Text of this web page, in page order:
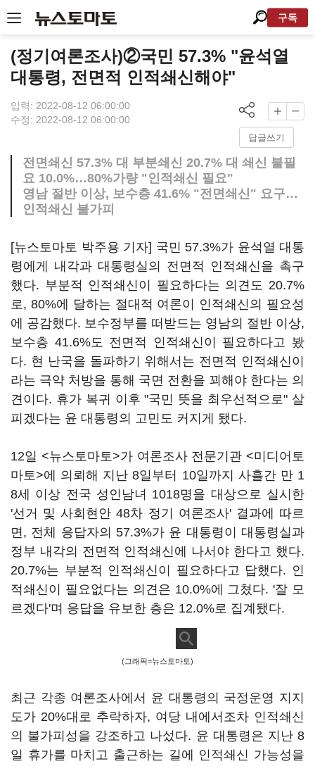
구독
(정기여론조사)②국민 57.3% "윤석열
대통령, 전면적 인적쇄신해야"
입력: 2022-08-12 06:00:00
수정: 2022-08-12 06:00:00
답글쓰기
전면쇄신 57.3% 대 부분쇄신 20.7% 대 쇄신 불필
요 10.0%…80%가량 "인적쇄신 필요"
영남 절반 이상, 보수층 41.6% "전면쇄신" 요구…
인적쇄신 불가피
[뉴스토마토 박주용 기자] 국민 57.3%가 윤석열 대통
령에게 내각과 대통령실의 전면적 인적쇄신을 촉구
했다. 부분적 인적쇄신이 필요하다는 의견도 20.7%
로, 80%에 달하는 절대적 여론이 인적쇄신의 필요성
에 공감했다. 보수정부를 떠받드는 영남의 절반 이상,
보수층 41.6%도 전면적 인적쇄신이 필요하다고 봤
다. 현 난국을 돌파하기 위해서는 전면적 인적쇄신이
라는 극약 처방을 통해 국면 전환을 꾀해야 한다는 의
견이다. 휴가 복귀 이후 "국민 뜻을 최우선적으로" 살
피겠다는 윤 대통령의 고민도 커지게 됐다.
12일 <뉴스토마토>가 여론조사 전문기관 <미디어토
마토>에 의뢰해 지난 8일부터 10일까지 사흘간 만 1
8세 이상 전국 성인남녀 1018명을 대상으로 실시한
'선거 및 사회현안 48차 정기 여론조사' 결과에 따르
면, 전체 응답자의 57.3%가 윤 대통령이 대통령실과
정부 내각의 전면적 인적쇄신에 나서야 한다고 했다.
20.7%는 부분적 인적쇄신이 필요하다고 답했다. 인
적쇄신이 필요없다는 의견은 10.0%에 그쳤다. '잘 모
르겠다'며 응답을 유보한 층은 12.0%로 집계됐다.
(그래픽=뉴스토마토)
최근 각종 여론조사에서 윤 대통령의 국정운영 지지
도가 20%대로 추락하자, 여당 내에서조차 인적쇄신
의 불가피성을 강조하고 나섰다. 윤 대통령은 지난 8
일 휴가를 마치고 출근하는 길에 인적쇄신 가능성을